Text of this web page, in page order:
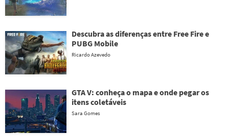
Descubra as diferenças entre Free Fire e
PUBG Mobile
Ricardo Azevedo
GTA V: conheça o mapa e onde pegar os
itens coletáveis
Sara Gomes